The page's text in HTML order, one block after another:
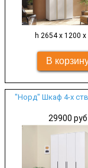
h 2654 х 1200 х
"Норд" Шкаф 4-х
29900 руб